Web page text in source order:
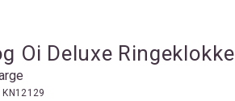
Oi Deluxe Ringeklokke
KN12129